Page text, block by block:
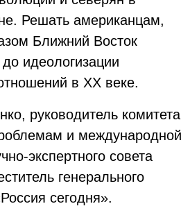
Решать американцам,
Ближний Восток
идеологизации
в XX веке.
руководитель комитета
и международной
экспертного совета
генерального
сегодня».